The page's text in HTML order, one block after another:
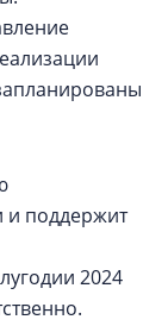
и поддержит
2024